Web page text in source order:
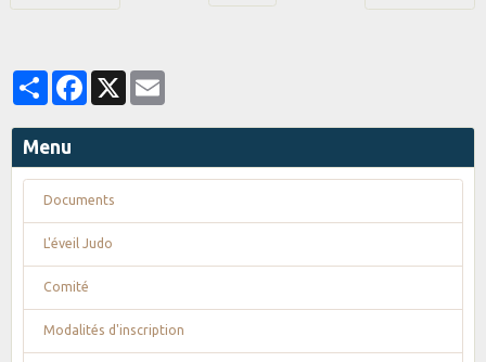
PartagerFacebook
X
Menu
Documents
L'éveil Judo
Comité
Modalités d'inscription